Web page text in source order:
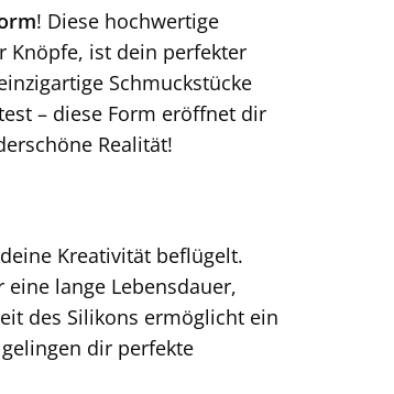
! Diese hochwertige
Knöpfe, ist dein perfekter
Schmuckstücke
– diese Form eröffnet dir
Realität!
Kreativität beflügelt.
lange Lebensdauer,
des Silikons ermöglicht ein
dir perfekte